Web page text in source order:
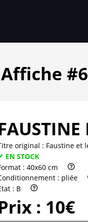
Affiche
original : Faustine et
EN STOCK
: 40x60 cm
: pliée
: B
: 10€